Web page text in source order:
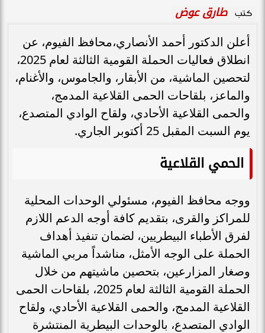
كتب طارق عوض
أعلن الدكتور أحمد الأنصاري،محافظ الفيوم، عن
انطلاق فعاليات الحملة القومية الثالثة لعام 2025،
لتحصين الماشية، من الأبقار، والجاموس، والأغنام،
والماعز، بلقاحات الحمى القلاعية المدمج،
والحمى القلاعية الأحادي، ولقاح الوادي المتصدع،
يوم السبت المقبل 25 أكتوبر الجاري.
الحمي القلاعية
ووجه محافظ الفيوم، مسئولي الوحدات المحلية
للمراكز والقرى، بتقديم كافة أوجه الدعم اللازم
لفرق الأطباء البيطريين، لضمان تنفيذ أهداف
الحملة على الوجه الأمثل، مناشداً مربي الماشية
وصغار المزارعين، بتحصين ماشيتهم من خلال
الحملة القومية الثالثة لعام 2025، بلقاحات الحمى
القلاعية المدمج، والحمى القلاعية الأحادي، ولقاح
الوادي المتصدع، بالوحدات البيطرية المنتشرة